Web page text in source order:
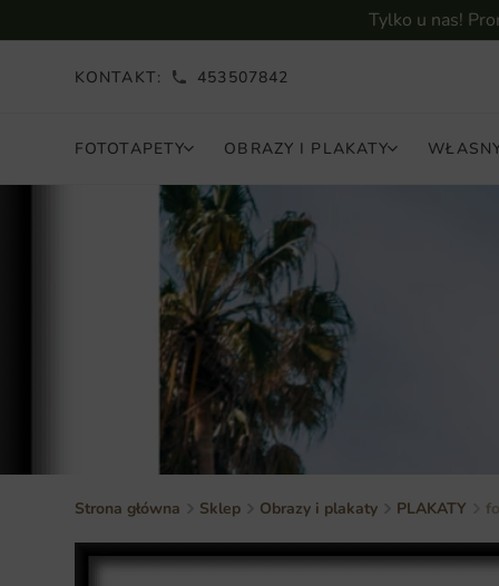
Tylko u nas!
KONTAKT: 453507842
FOTOTAPETY OBRAZY I PLAKATY
Strona główna Sklep Obrazy i plakaty PLAKATY